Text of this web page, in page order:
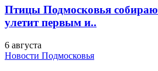
Птицы Подмосковья
улетит первым и..
6 августа
Новости Подмосковья